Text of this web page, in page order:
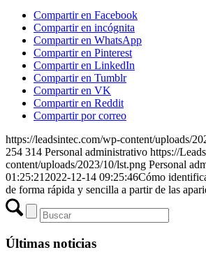
Compartir en Facebook
Compartir en incógnita
Compartir en WhatsApp
Compartir en Pinterest
Compartir en LinkedIn
Compartir en Tumblr
Compartir en VK
Compartir en Reddit
Compartir por correo
https://leadsintec.com/wp-content/uploads/
254 314 Personal administrativo https://
content/uploads/2023/10/lst.png Personal
01:25:21 2022-12-14 09:25:46Cómo
de forma rápida y sencilla a partir de las
Últimas noticias